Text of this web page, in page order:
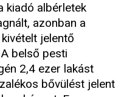
kiadó albérletek
azonban a
jelentő
belső pesti
2,4 ezer lakást
bővülést jelent